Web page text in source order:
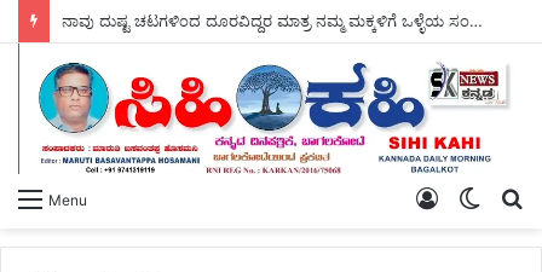
ನಾವು ದುಷ್ಟ ಚಟಗಳಿಂದ ದೂರವಿದ್ದರ ಮಾತ್ರ ನಮ್ಮ ಮಕ್ಕಳಿಗೆ ಒಳ್ಳೆಯ ಸಂಸ್ಕಾರ ಕೊಡಲು – ಸಾಧ್ಯ ಆರ್.ಎಸ್ ಗಂಗನಹಳ್ಳಿ.
Menu
Switch
Log